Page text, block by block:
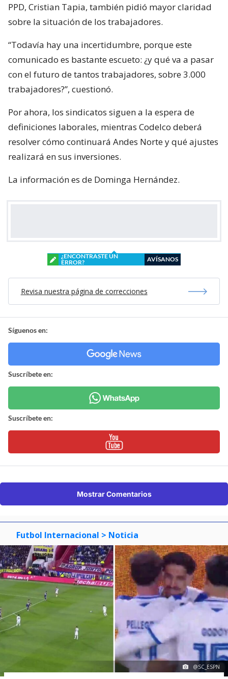
PPD, Cristian Tapia, también pidió mayor claridad
sobre la situación de los trabajadores.
“Todavía hay una incertidumbre, porque este
comunicado es bastante escueto: ¿y qué va a pasar
con el futuro de tantos trabajadores, sobre 3.000
trabajadores?”, cuestionó.
Por ahora, los sindicatos siguen a la espera de
definiciones laborales, mientras Codelco deberá
resolver cómo continuará Andes Norte y qué ajustes
realizará en sus inversiones.
La información es de Dominga Hernández.
¿ENCONTRASTE UN
ERROR?
AVÍSANOS
Revisa nuestra página de correcciones
Síguenos en:
Suscríbete en:
Suscríbete en:
Mostrar Comentarios
Futbol Internacional > Noticia
@SC_ESPN